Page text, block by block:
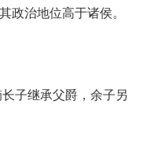
政治地位高于诸侯。
子继承父爵，余子另